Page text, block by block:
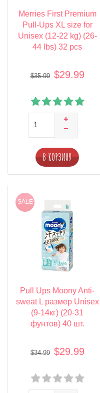
Merries First Premium
Pull-Ups XL size for
Unisex (12-22 kg) (26-
44 lbs) 32 pcs
$35.99 $29.99
В КОРЗИНУ
SALE
Pull Ups Moony Anti-
sweat L размер Unisex
(9-14кг) (20-31
фунтов) 40 шт.
$34.99 $29.99